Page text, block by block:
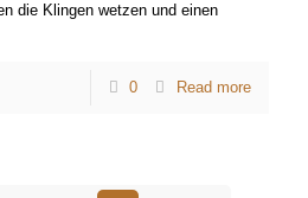
die Klingen wetzen und einen
0 Read more